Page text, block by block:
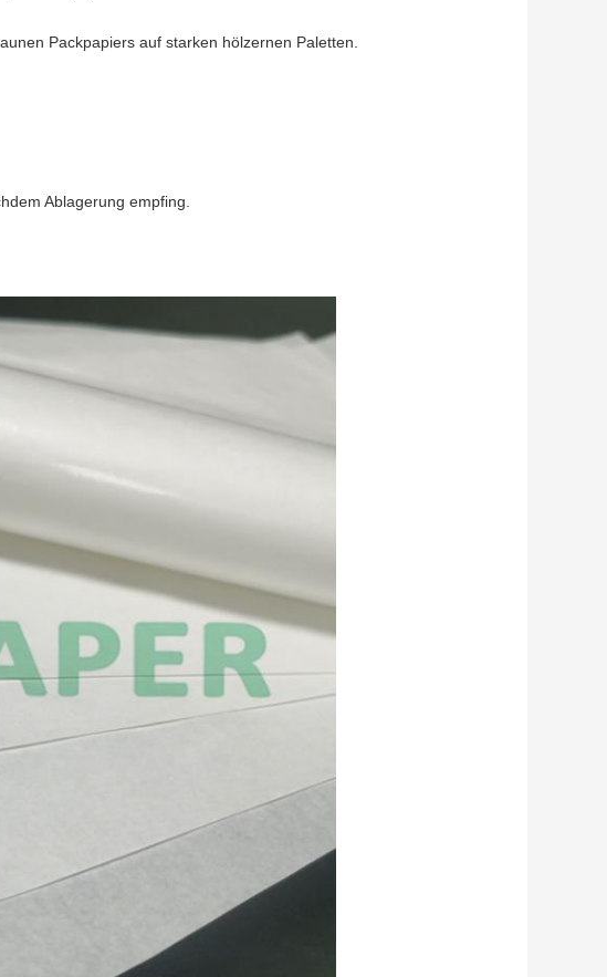
Packpapiers auf starken hölzernen Paletten.
Ablagerung empfing.